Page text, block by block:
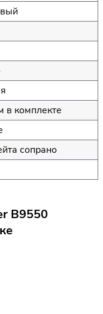
в комплекте
сопрано
B9550